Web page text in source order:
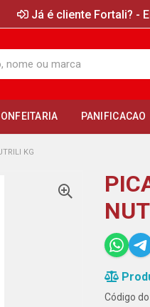
Já é cliente Fortali? -
PANIFICACAO
KG
Código